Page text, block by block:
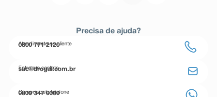
Precisa de ajuda?
Atendimento ao cliente
0800 771 2120
Entre em contato
sac@drogal.com.br
Compre pelo telefone
0800 347 0000